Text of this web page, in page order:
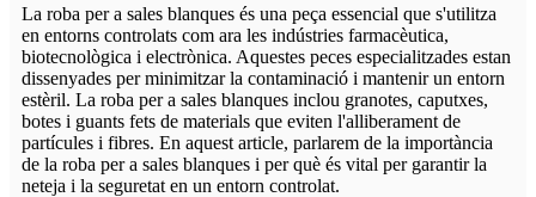
La roba per a sales blanques és una peça essencial que s'utilitza
en entorns controlats com ara les indústries farmacèutica,
biotecnològica i electrònica. Aquestes peces especialitzades estan
dissenyades per minimitzar la contaminació i mantenir un entorn
estèril. La roba per a sales blanques inclou granotes, caputxes,
botes i guants fets de materials que eviten l'alliberament de
partícules i fibres. En aquest article, parlarem de la importància
de la roba per a sales blanques i per què és vital per garantir la
neteja i la seguretat en un entorn controlat.